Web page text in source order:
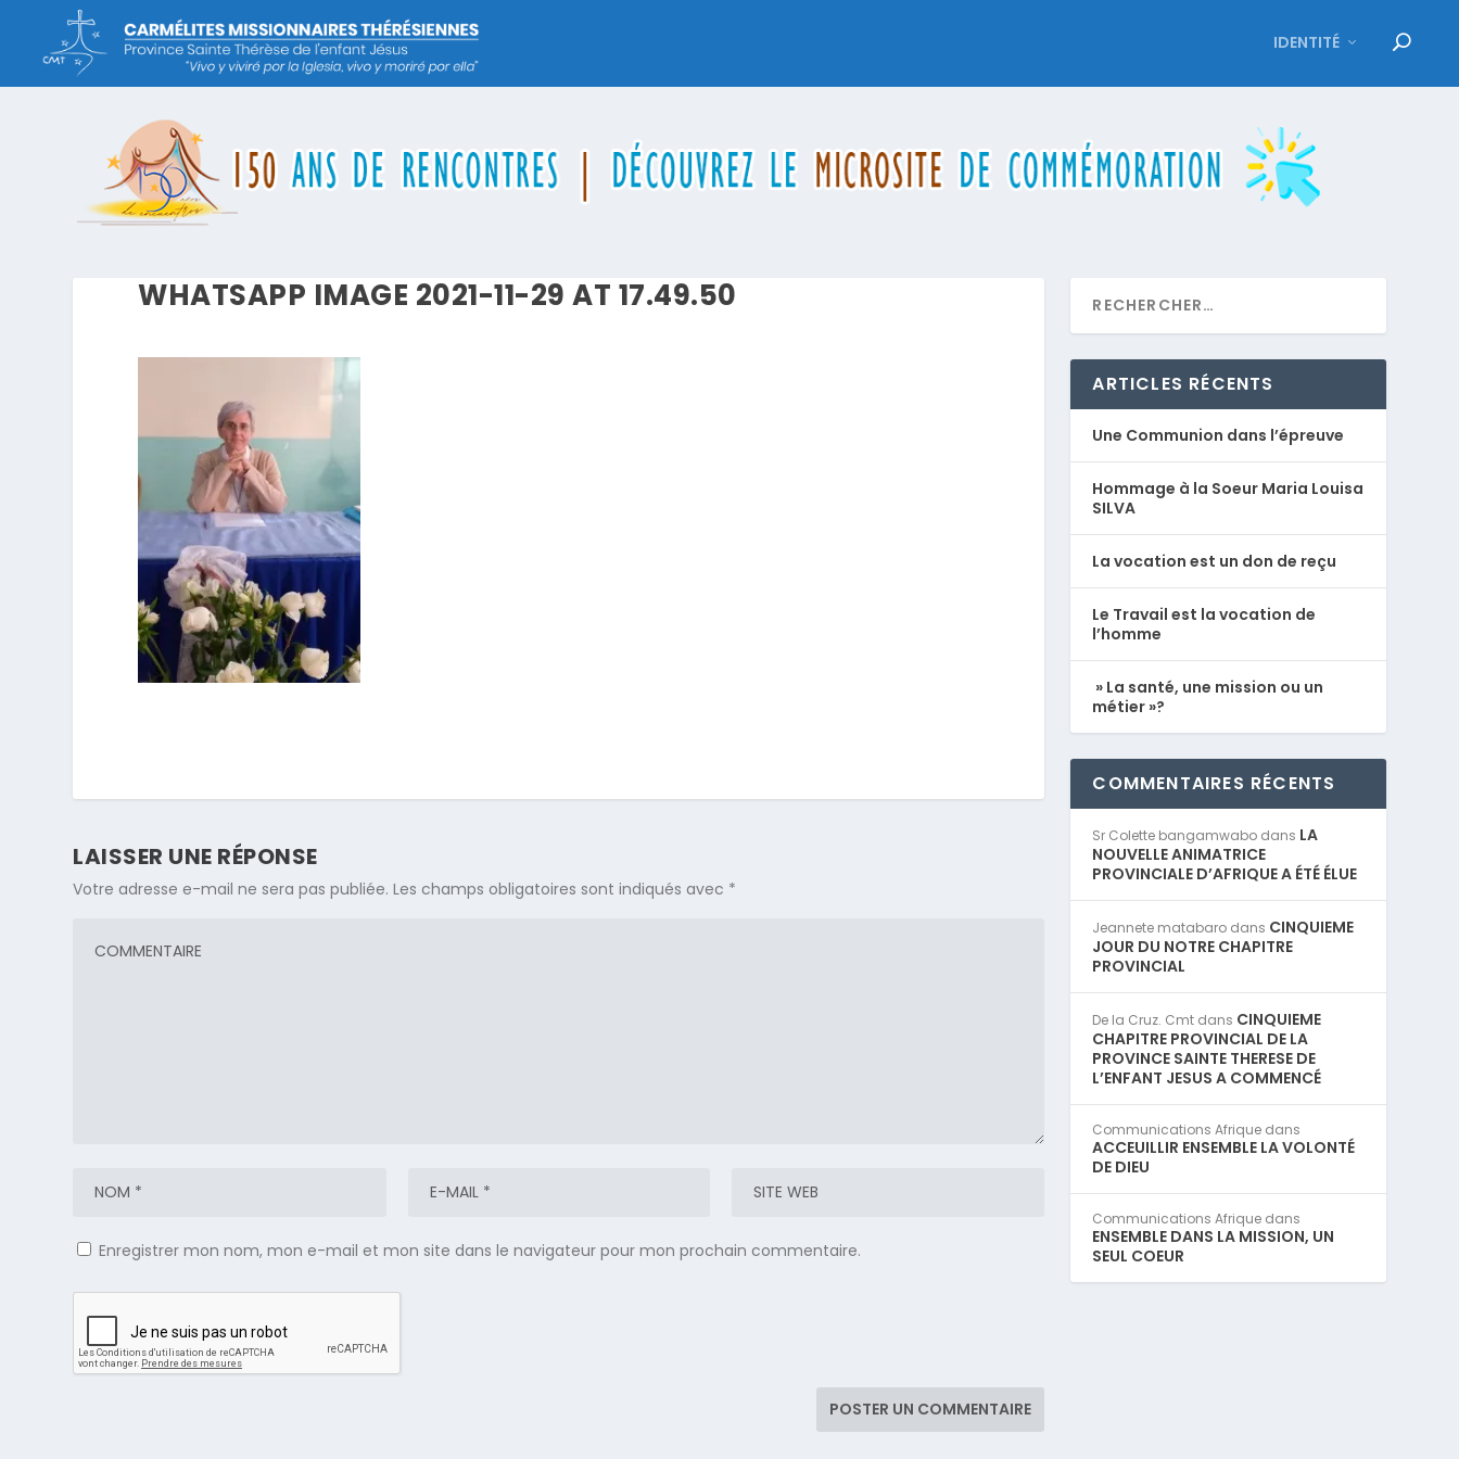
IDENTITÉ
WHATSAPP IMAGE 2021-11-29 AT 17.49.50
LAISSER UNE RÉPONSE
Votre adresse e-mail ne sera pas publiée. Les champs obligatoires sont indiqués avec *
Enregistrer mon nom, mon e-mail et mon site dans le navigateur pour mon prochain commentaire.
ARTICLES RÉCENTS
Une Communion dans l’épreuve
Hommage à la Soeur Maria Louisa
SILVA
La vocation est un don de reçu
Le Travail est la vocation de
l’homme
» La santé, une mission ou un
métier »?
COMMENTAIRES RÉCENTS
Sr Colette bangamwabo dans LA
NOUVELLE ANIMATRICE
PROVINCIALE D’AFRIQUE A ÉTÉ ÉLUE
Jeannete matabaro dans CINQUIEME
JOUR DU NOTRE CHAPITRE
PROVINCIAL
De la Cruz. Cmt dans CINQUIEME
CHAPITRE PROVINCIAL DE LA
PROVINCE SAINTE THERESE DE
L’ENFANT JESUS A COMMENCÉ
Communications Afrique dans
ACCEUILLIR ENSEMBLE LA VOLONTÉ
DE DIEU
Communications Afrique dans
ENSEMBLE DANS LA MISSION, UN
SEUL COEUR